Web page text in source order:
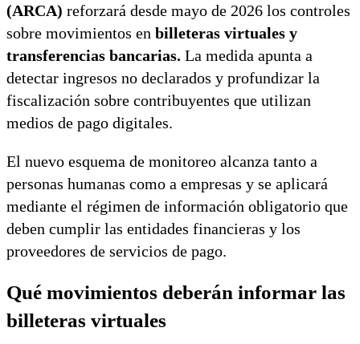
(ARCA) reforzará desde mayo de 2026 los controles
sobre movimientos en billeteras virtuales y
transferencias bancarias. La medida apunta a
detectar ingresos no declarados y profundizar la
fiscalización sobre contribuyentes que utilizan
medios de pago digitales.
El nuevo esquema de monitoreo alcanza tanto a
personas humanas como a empresas y se aplicará
mediante el régimen de información obligatorio que
deben cumplir las entidades financieras y los
proveedores de servicios de pago.
Qué movimientos deberán informar las
billeteras virtuales